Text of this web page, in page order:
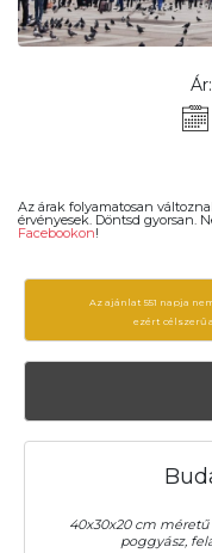
Ár:
Az árak folyamatosan
érvényesek. Döntsd gyorsan.
Facebookon!
Az ajánlat 551 napja
ezért célszerű
40x30x20 cm
poggyász,